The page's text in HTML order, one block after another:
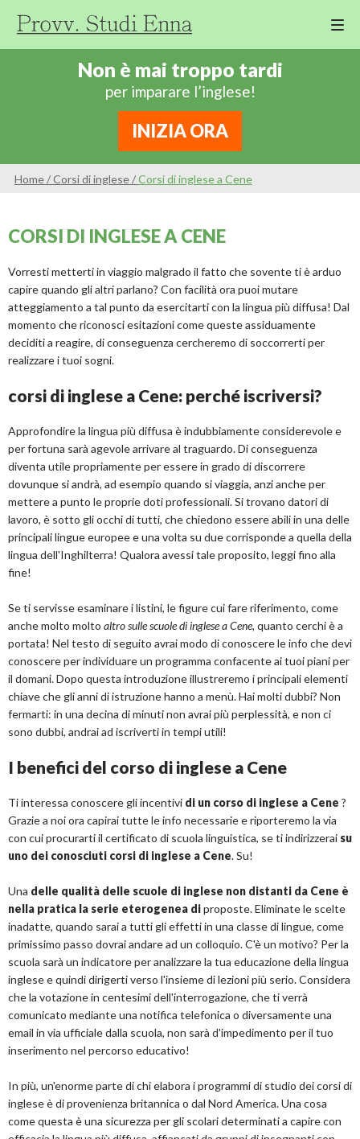
Non è mai troppo tardi
per imparare l’inglese!
INIZIA ORA
Home/Corsi di inglese/Corsi di inglese a Cene
CORSI DI INGLESE A CENE
Vorresti metterti in viaggio malgrado il fatto che sovente ti è arduo
capire quando gli altri parlano? Con facilità ora puoi mutare
atteggiamento a tal punto da esercitarti con la lingua più diffusa! Dal
momento che riconosci esitazioni come queste assiduamente
deciditi a reagire, di conseguenza cercheremo di soccorrerti per
realizzare i tuoi sogni.
corsi di inglese a Cene: perché iscriversi?
Approfondire la lingua più diffusa è indubbiamente considerevole e
per fortuna sarà agevole arrivare al traguardo. Di conseguenza
diventa utile propriamente per essere in grado di discorrere
dovunque si andrà, ad esempio quando si viaggia, anzi anche per
mettere a punto le proprie doti professionali. Si trovano datori di
lavoro, è sotto gli occhi di tutti, che chiedono essere abili in una delle
principali lingue europee e una volta su due corrisponde a quella della
lingua dell'Inghilterra! Qualora avessi tale proposito, leggi fino alla
fine!
Se ti servisse esaminare i listini, le figure cui fare riferimento, come
anche molto molto altro sulle scuole di inglese a Cene, quanto cerchi è a
portata! Nel testo di seguito avrai modo di conoscere le info che devi
conoscere per individuare un programma confacente ai tuoi piani per
il domani. Dopo questa introduzione illustreremo i principali elementi
chiave che gli anni di istruzione hanno a menù. Hai molti dubbi? Non
fermarti: in una decina di minuti non avrai più perplessità, e non ci
sono dubbi, andrai ad iscriverti in tempi utili!
I benefici del corso di inglese a Cene
Ti interessa conoscere gli incentivi di un corso di inglese a Cene ?
Grazie a noi ora capirai tutte le info necessarie e riporteremo la via
con cui procurarti il certificato di scuola linguistica, se ti indirizzerai su
uno dei conosciuti corsi di inglese a Cene. Su!
Una delle qualità delle scuole di inglese non distanti da Cene è
nella pratica la serie eterogenea diproposte. Eliminate le scelte
inadatte, quando sarai a tutti gli effetti in una classe di lingue, come
primissimo passo dovrai andare ad un colloquio. C'è un motivo? Per la
scuola sarà un indicatore per analizzare la tua educazione della lingua
inglese e quindi dirigerti verso l'insieme di lezioni più serio. Considera
che la votazione in centesimi dell'interrogazione, che ti verrà
comunicato mediante una notifica telefonica o diversamente una
email in via ufficiale dalla scuola, non sarà d'impedimento per il tuo
inserimento nel percorso educativo!
In più, un'enorme parte di chi elabora i programmi di studio dei corsi di
inglese è di provenienza britannica o dal Nord America. Una cosa
come questa è una sicurezza per gli scolari determinati a capire con